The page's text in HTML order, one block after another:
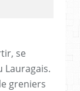
se
Lauragais.
greniers